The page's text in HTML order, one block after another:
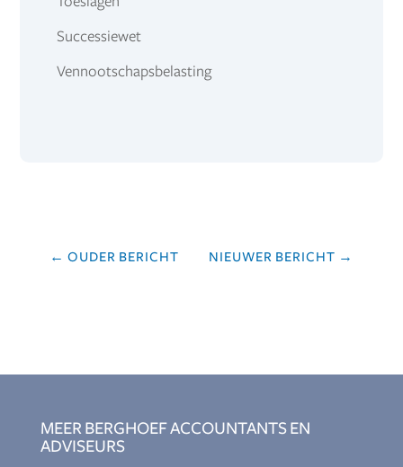
Successiewet
Vennootschapsbelasting
← OUDER BERICHT NIEUWER BERICHT →
MEER BERGHOEF ACCOUNTANTS EN
ADVISEURS